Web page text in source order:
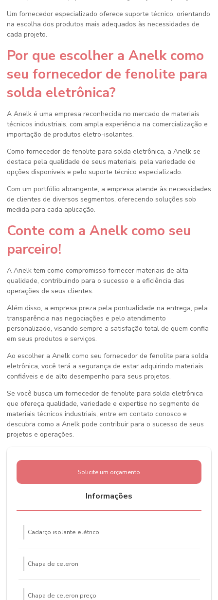
Um fornecedor especializado oferece suporte técnico, orientando
na escolha dos produtos mais adequados às necessidades de
cada projeto.
Por que escolher a Anelk como
seu fornecedor de fenolite para
solda eletrônica?
A Anelk é uma empresa reconhecida no mercado de materiais
técnicos industriais, com ampla experiência na comercialização e
importação de produtos eletro-isolantes.
Como fornecedor de fenolite para solda eletrônica, a Anelk se
destaca pela qualidade de seus materiais, pela variedade de
opções disponíveis e pelo suporte técnico especializado.
Com um portfólio abrangente, a empresa atende às necessidades
de clientes de diversos segmentos, oferecendo soluções sob
medida para cada aplicação.
Conte com a Anelk como seu
parceiro!
A Anelk tem como compromisso fornecer materiais de alta
qualidade, contribuindo para o sucesso e a eficiência das
operações de seus clientes.
Além disso, a empresa preza pela pontualidade na entrega, pela
transparência nas negociações e pelo atendimento
personalizado, visando sempre a satisfação total de quem confia
em seus produtos e serviços.
Ao escolher a Anelk como seu fornecedor de fenolite para solda
eletrônica, você terá a segurança de estar adquirindo materiais
confiáveis e de alto desempenho para seus projetos.
Se você busca um fornecedor de fenolite para solda eletrônica
que ofereça qualidade, variedade e expertise no segmento de
materiais técnicos industriais, entre em contato conosco e
descubra como a Anelk pode contribuir para o sucesso de seus
projetos e operações.
Solicite um orçamento
Informações
Cadarço isolante elétrico
Chapa de celeron
Chapa de celeron preço